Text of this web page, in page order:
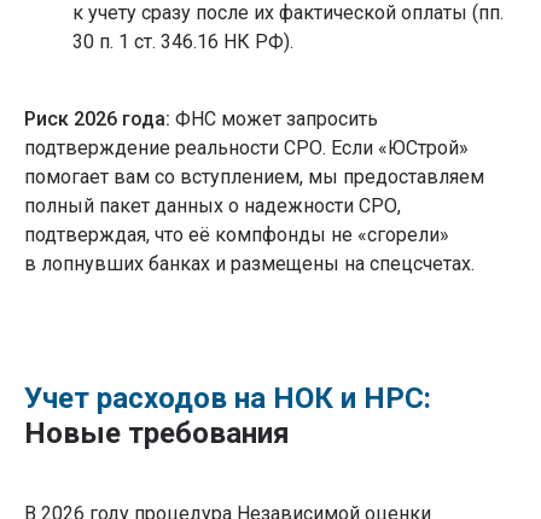
к учету сразу после их фактической оплаты (пп.
30 п. 1 ст. 346.16 НК РФ).
Риск 2026 года: ФНС может запросить
подтверждение реальности СРО. Если «ЮСтрой»
помогает вам со вступлением, мы предоставляем
полный пакет данных о надежности СРО,
подтверждая, что её компфонды не «сгорели»
в лопнувших банках и размещены на спецсчетах.
Учет расходов на НОК и НРС:
Новые требования
В 2026 году процедура Независимой оценки